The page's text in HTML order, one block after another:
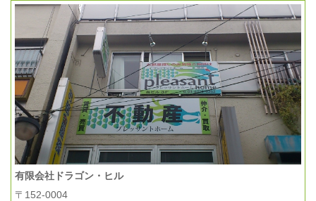
有限会社ドラゴン・ヒル
〒152-0004